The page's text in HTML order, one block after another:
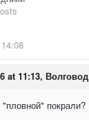
at 11:13, Волговод
покрали?